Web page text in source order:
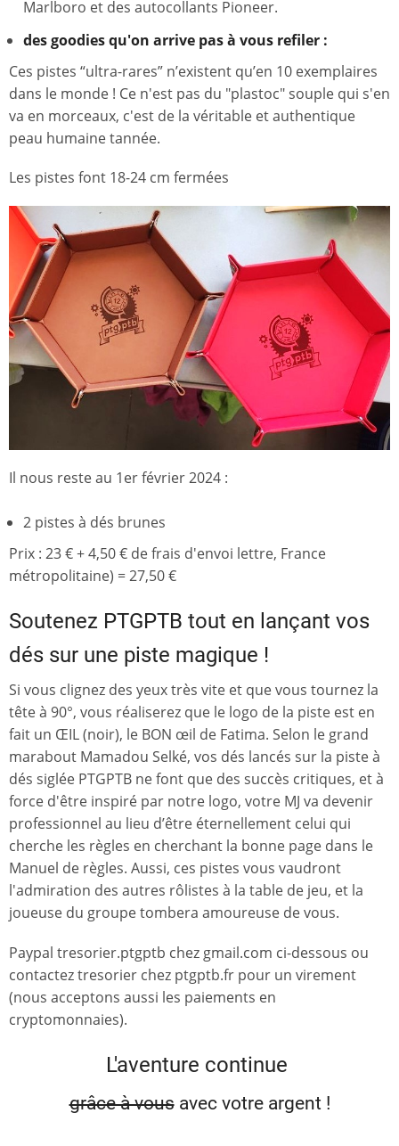
Marlboro et des autocollants Pioneer.
des goodies qu'on arrive pas à vous refiler :
Ces pistes “ultra-rares” n’existent qu’en 10 exemplaires
dans le monde ! Ce n'est pas du "plastoc" souple qui s'en
va en morceaux, c'est de la véritable et authentique
peau humaine tannée.
Les pistes font 18-24 cm fermées
Il nous reste au 1er février 2024 :
2 pistes à dés brunes
Prix : 23 € + 4,50 € de frais d'envoi lettre, France
métropolitaine) = 27,50 €
Soutenez PTGPTB tout en lançant vos
dés sur une piste magique !
Si vous clignez des yeux très vite et que vous tournez la
tête à 90°, vous réaliserez que le logo de la piste est en
fait un ŒIL (noir), le BON œil de Fatima. Selon le grand
marabout Mamadou Selké, vos dés lancés sur la piste à
dés siglée PTGPTB ne font que des succès critiques, et à
force d'être inspiré par notre logo, votre MJ va devenir
professionnel au lieu d’être éternellement celui qui
cherche les règles en cherchant la bonne page dans le
Manuel de règles. Aussi, ces pistes vous vaudront
l'admiration des autres rôlistes à la table de jeu, et la
joueuse du groupe tombera amoureuse de vous.
Paypal tresorier.ptgptb chez gmail.com ci-dessous ou
contactez tresorier chez ptgptb.fr pour un virement
(nous acceptons aussi les paiements en
cryptomonnaies).
L'aventure continue
grâce à vousavec votre argent !